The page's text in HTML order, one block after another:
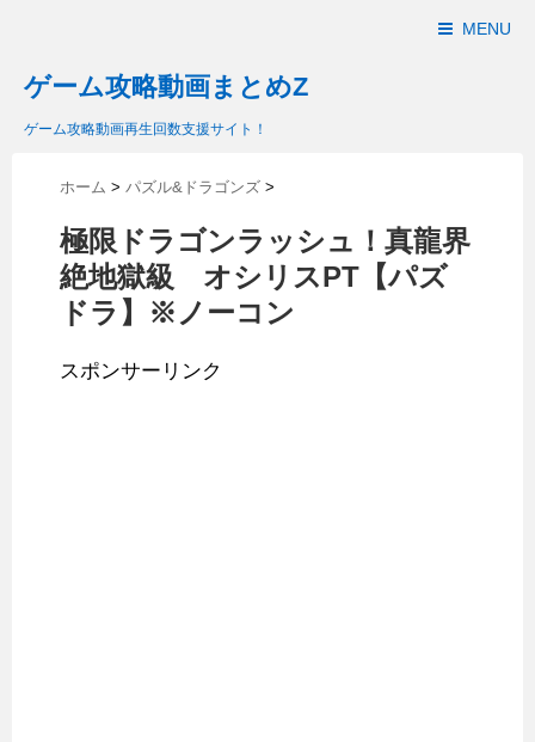
MENU
ゲーム攻略動画まとめZ
ゲーム攻略動画再生回数支援サイト！
ホーム > パズル&ドラゴンズ >
極限ドラゴンラッシュ！真龍界
絶地獄級 オシリスPT【パズ
ドラ】※ノーコン
スポンサーリンク